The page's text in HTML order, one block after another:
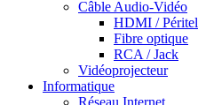
Câble Audio-Vidéo
HDMI / Péritel
Fibre optique
RCA / Jack
Vidéoprojecteur
Informatique
Réseau Internet